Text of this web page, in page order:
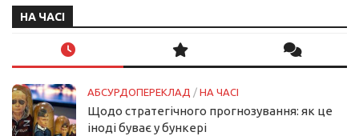
НА ЧАСІ
АБСУРДОПЕРЕКЛАД / НА ЧАСІ
Щодо стратегічного прогнозування: як це
іноді буває у бункері